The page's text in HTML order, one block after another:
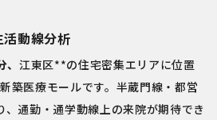
動線分析
、江東区**の住宅密集エリアに位置
築医療モールです。半蔵門線・都営
通勤・通学動線上の来院が期待でき